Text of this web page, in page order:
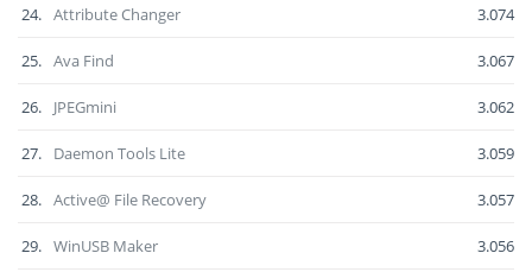
24. Attribute Changer 3.074
25. Ava Find 3.067
26. JPEGmini 3.062
27. Daemon Tools Lite 3.059
28. Active@ File Recovery 3.057
29. WinUSB Maker 3.056